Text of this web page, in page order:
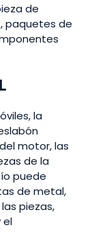
de
paquetes de
la
motor, las
de la
puede
de metal,
piezas,
el